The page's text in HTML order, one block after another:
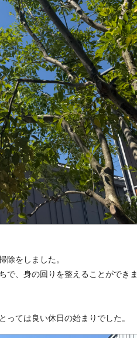
除をしました。
で、身の回りを整えることができま
っては良い休日の始まりでした。